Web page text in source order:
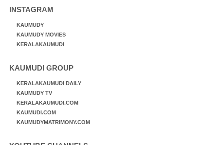
INSTAGRAM
KAUMUDY
KAUMUDY MOVIES
KERALAKAUMUDI
KAUMUDI GROUP
KERALAKAUMUDI DAILY
KAUMUDY TV
KERALAKAUMUDI.COM
KAUMUDI.COM
KAUMUDYMATRIMONY.COM